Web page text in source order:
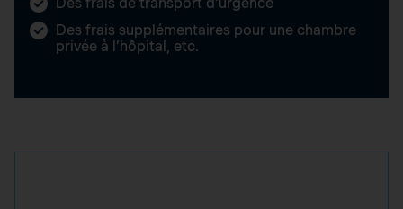
Des frais supplémentaires pour une chambre
privée à l’hôpital, etc.